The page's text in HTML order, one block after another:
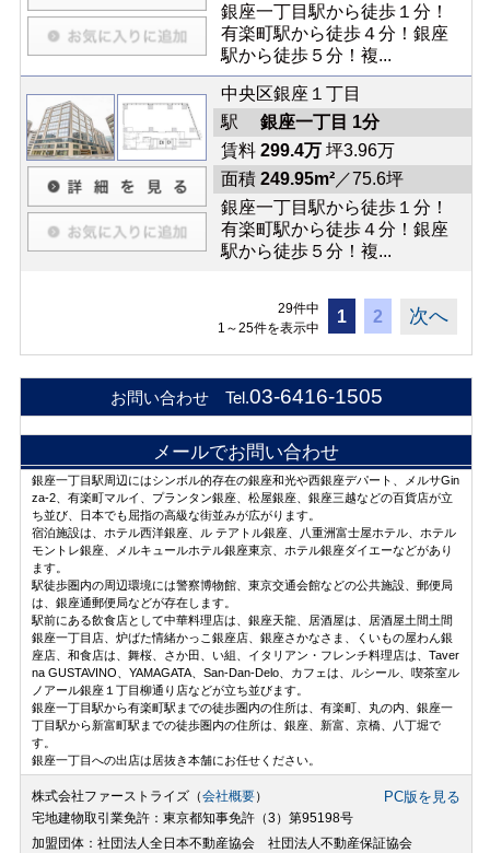
銀座一丁目駅から徒歩１分！
有楽町駅から徒歩４分！銀座
駅から徒歩５分！複...
中央区銀座１丁目
駅 銀座一丁目 1分
賃料 299.4万坪3.96万
面積 249.95m²／75.6坪
銀座一丁目駅から徒歩１分！
有楽町駅から徒歩４分！銀座
駅から徒歩５分！複...
1 2 次へ
29件中
1～25件を表示中
お問い合わせ Tel.03-6416-1505
メールでお問い合わせ
銀座一丁目駅周辺にはシンボル的存在の銀座和光や西銀座デパート、メルサGin
za-2、有楽町マルイ、プランタン銀座、松屋銀座、銀座三越などの百貨店が立
ち並び、日本でも屈指の高級な街並みが広がります。
宿泊施設は、ホテル西洋銀座、ル テアトル銀座、八重洲富士屋ホテル、ホテル
モントレ銀座、メルキュールホテル銀座東京、ホテル銀座ダイエーなどがあり
ます。
駅徒歩圏内の周辺環境には警察博物館、東京交通会館などの公共施設、郵便局
は、銀座通郵便局などが存在します。
駅前にある飲食店として中華料理店は、銀座天龍、居酒屋は、居酒屋土間土間
銀座一丁目店、炉ばた情緒かっこ銀座店、銀座さかなさま、くいもの屋わん銀
座店、和食店は、舞桜、さか田、い組、イタリアン・フレンチ料理店は、Taver
na GUSTAVINO、YAMAGATA、San-Dan-Delo、カフェは、ルシール、喫茶室ル
ノアール銀座１丁目柳通り店などが立ち並びます。
銀座一丁目駅から有楽町駅までの徒歩圏内の住所は、有楽町、丸の内、銀座一
丁目駅から新富町駅までの徒歩圏内の住所は、銀座、新富、京橋、八丁堀で
す。
銀座一丁目への出店は居抜き本舗にお任せください。
株式会社ファーストライズ（会社概要） PC版を見る
宅地建物取引業免許：東京都知事免許（3）第95198号
加盟団体：社団法人全日本不動産協会 社団法人不動産保証協会